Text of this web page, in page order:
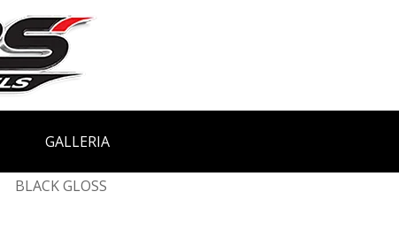
GALLERIA
BLACK GLOSS